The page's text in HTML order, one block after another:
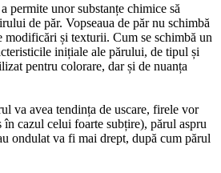
permite unor substanțe chimice să
de păr. Vopseaua de păr nu schimbă
modificări și texturii. Cum se schimbă un
inițiale ale părului, de tipul și
pentru colorare, dar și de nuanța
va avea tendința de uscare, firele vor
în cazul celui foarte subțire), părul aspru
ondulat va fi mai drept, după cum părul